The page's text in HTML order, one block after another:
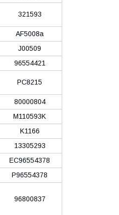
321593
AF5008a
J00509
96554421
PC8215
80000804
M110593K
K1166
13305293
EC96554378
P96554378
96800837